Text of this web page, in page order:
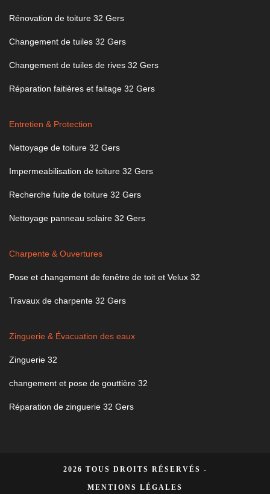
Rénovation de toiture 32 Gers
Changement de tuiles 32 Gers
Changement de tuiles de rives 32 Gers
Réparation faitières et faitage 32 Gers
Entretien & Protection
Nettoyage de toiture 32 Gers
Impermeabilisation de toiture 32 Gers
Recherche fuite de toiture 32 Gers
Nettoyage panneau solaire 32 Gers
Charpente & Ouvertures
Pose et changement de fenêtre de toit et Velux 32
Travaux de charpente 32 Gers
Zinguerie & Évacuation des eaux
Zinguerie 32
changement et pose de gouttière 32
Réparation de zinguerie 32 Gers
2026 TOUS DROITS RÉSERVÉS -
MENTIONS LÉGALES